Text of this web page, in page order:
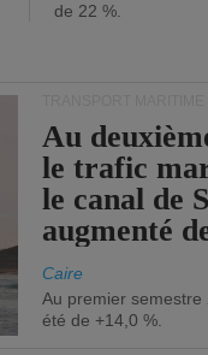
de 22 %.
Au
le trafic
le canal de
augmenté
Caire
Au premier
été de +14,0 %.